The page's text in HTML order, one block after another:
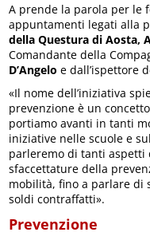
A prende la parola per le
appuntamenti legati alla
della Questura di Aosta,
Comandante della
D’Angelo e dall’ispettore
«Il nome dell’iniziativa
prevenzione è un
portiamo avanti in tanti
iniziative nelle scuole e
parleremo di tanti
sfaccettature della
mobilità, fino a parlare di
soldi contraffatti».
Prevenzione